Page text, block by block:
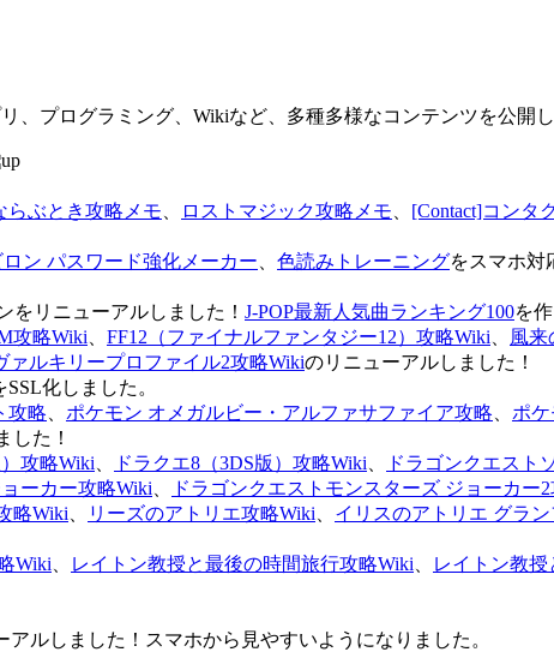
、プログラミング、Wikiなど、多種多様なコンテンツを公開
ぶとき攻略メモ ロストマジック攻略メモ [Contact]コンタ
ロン パスワード強化メーカー 色読みトレーニングをスマホ対
リニューアルしました！ J-POP最新人気曲ランキング100を
攻略Wiki FF12（ファイナルファンタジー12）攻略Wiki 風来
ァルキリープロファイル2攻略Wikiのリニューアルしました！
SSL化しました。
攻略 ポケモン オメガルビー・アルファサファイア攻略
ポ
した！
攻略Wiki ドラクエ8（3DS版）攻略Wiki ドラゴンクエスト
ーカー攻略Wiki ドラゴンクエストモンスターズ ジョーカー
略Wiki リーズのアトリエ攻略Wiki イリスのアトリエ グラ
Wiki レイトン教授と最後の時間旅行攻略Wiki レイトン教
アルしました！スマホから見やすいようになりました。